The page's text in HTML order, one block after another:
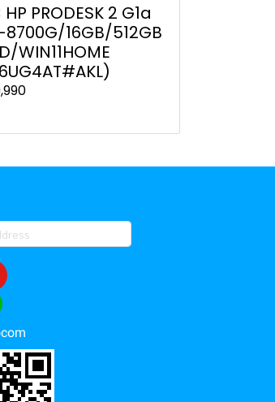
HP PRODESK 2 G1a
8700G/16GB/512GB
WIN11HOME